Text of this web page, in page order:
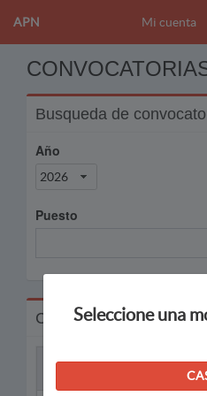
APN Mi cuenta
Busqueda de
Año
2026
Puesto
Convocatorias
Seleccione una